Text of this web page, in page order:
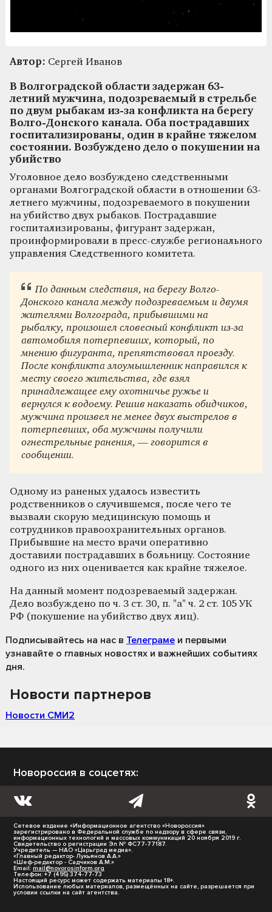
Автор: Сергей Иванов
В Волгоградской области задержан 63-
летний мужчина, подозреваемый в стрельбе
по двум рыбакам из-за конфликта на берегу
Волго-Донского канала. Оба пострадавших
госпитализированы, один в крайне тяжелом
состоянии. Возбуждено дело о покушении на
убийство
Уголовное дело возбуждено следственными
органами Волгоградской области в отношении 63-
летнего мужчины, подозреваемого в покушении
на убийство двух рыбаков. Пострадавшие
госпитализированы, фигурант задержан,
проинформировали в пресс-службе регионального
управления Следственного комитета.
По данным следствия, на берегу Волго-
Донского канала между подозреваемым и двумя
жителями Волгограда, прибывшими на
рыбалку, произошел словесный конфликт из-за
автомобиля потерпевших, который, по
мнению фигуранта, препятствовал проезду.
После конфликта злоумышленник направился к
месту своего жительства, где взял
принадлежащее ему охотничье ружье и
вернулся к водоему. Решив наказать обидчиков,
мужчина произвел не менее двух выстрелов в
потерпевших, оба мужчины получили
огнестрельные ранения, — говорится в
сообщении.
Одному из раненых удалось известить
родственников о случившемся, после чего те
вызвали скорую медицинскую помощь и
сотрудников правоохранительных органов.
Прибывшие на место врачи оперативно
доставили пострадавших в больницу. Состояние
одного из них оценивается как крайне тяжелое.
На данный момент подозреваемый задержан.
Дело возбуждено по ч. 3 ст. 30, п. "а" ч. 2 ст. 105 УК
РФ (покушение на убийство двух лиц).
Подписывайтесь на нас в Телеграме и первыми
узнавайте о главных новостях и важнейших событиях
дня.
Новости партнеров
Новости СМИ2
Новороссия в соцсетях:
Сетевое издание «Информационное агентство «Новороссия»
зарегистрировано в Федеральной службе по надзору в сфере связи,
информационных технологий и массовых коммуникаций 20 ноября 2019 г.
Свидетельство о регистрации Эл № ФС77-77187.
Учредитель — НАО «Царьград медиа».
«Главный редактор- Лукьянов А.А.»
«Шеф-редактор - Садчиков А.М.»
Email: mail@novorosinform.org
Телефон: +7 (495) 374-77-73
Настоящий ресурс может содержать материалы 18+.
Использование любых материалов, размещённых на сайте, разрешается при
условии ссылки на сайт агентства.